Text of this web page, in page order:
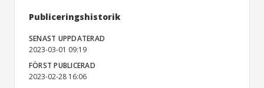
Publiceringshistorik
SENAST UPPDATERAD
2023-03-01 09:19
FÖRST PUBLICERAD
2023-02-28 16:06